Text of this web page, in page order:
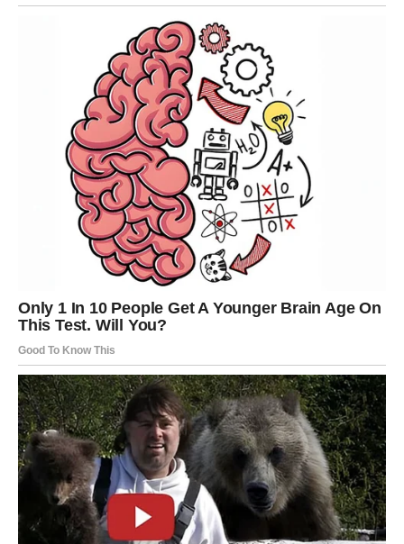
Umutiti vrhnje sa šećerom dok se ne stvore čvrsti snijeg.
Lagano umiješajte krem ​​sir dok smjesa ne postane glatka.
Sastavite tortu:
Ohlađenu tortu ravnomjerno premažite čokoladnom kremom.
Prelijte smjesom krem ​​sira, stvarajući glatki sloj.
Ohladite tortu u frižideru najmanje sat vremena pre serviranja
kako bi se ukusi spojili.
Ova torta nije samo poslastica; to je iskustvo. Kombinacija
mekane torte, bogate čokoladne kreme i glatkog preliva čini je
osmjesima koje mami na lica vaše porodice!